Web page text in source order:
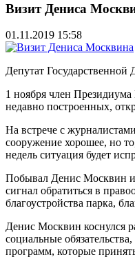
Визит Дениса
01.11.2019 15:58
Депутат
1 ноября член
недавно построенных,
На встрече с
сооружение хорошее, но
недель ситуация будет
Побывал Денис Москвин и
сигнал обратиться в
благоустройства парка,
Денис Москвин коснулся
социальные
программ, которые